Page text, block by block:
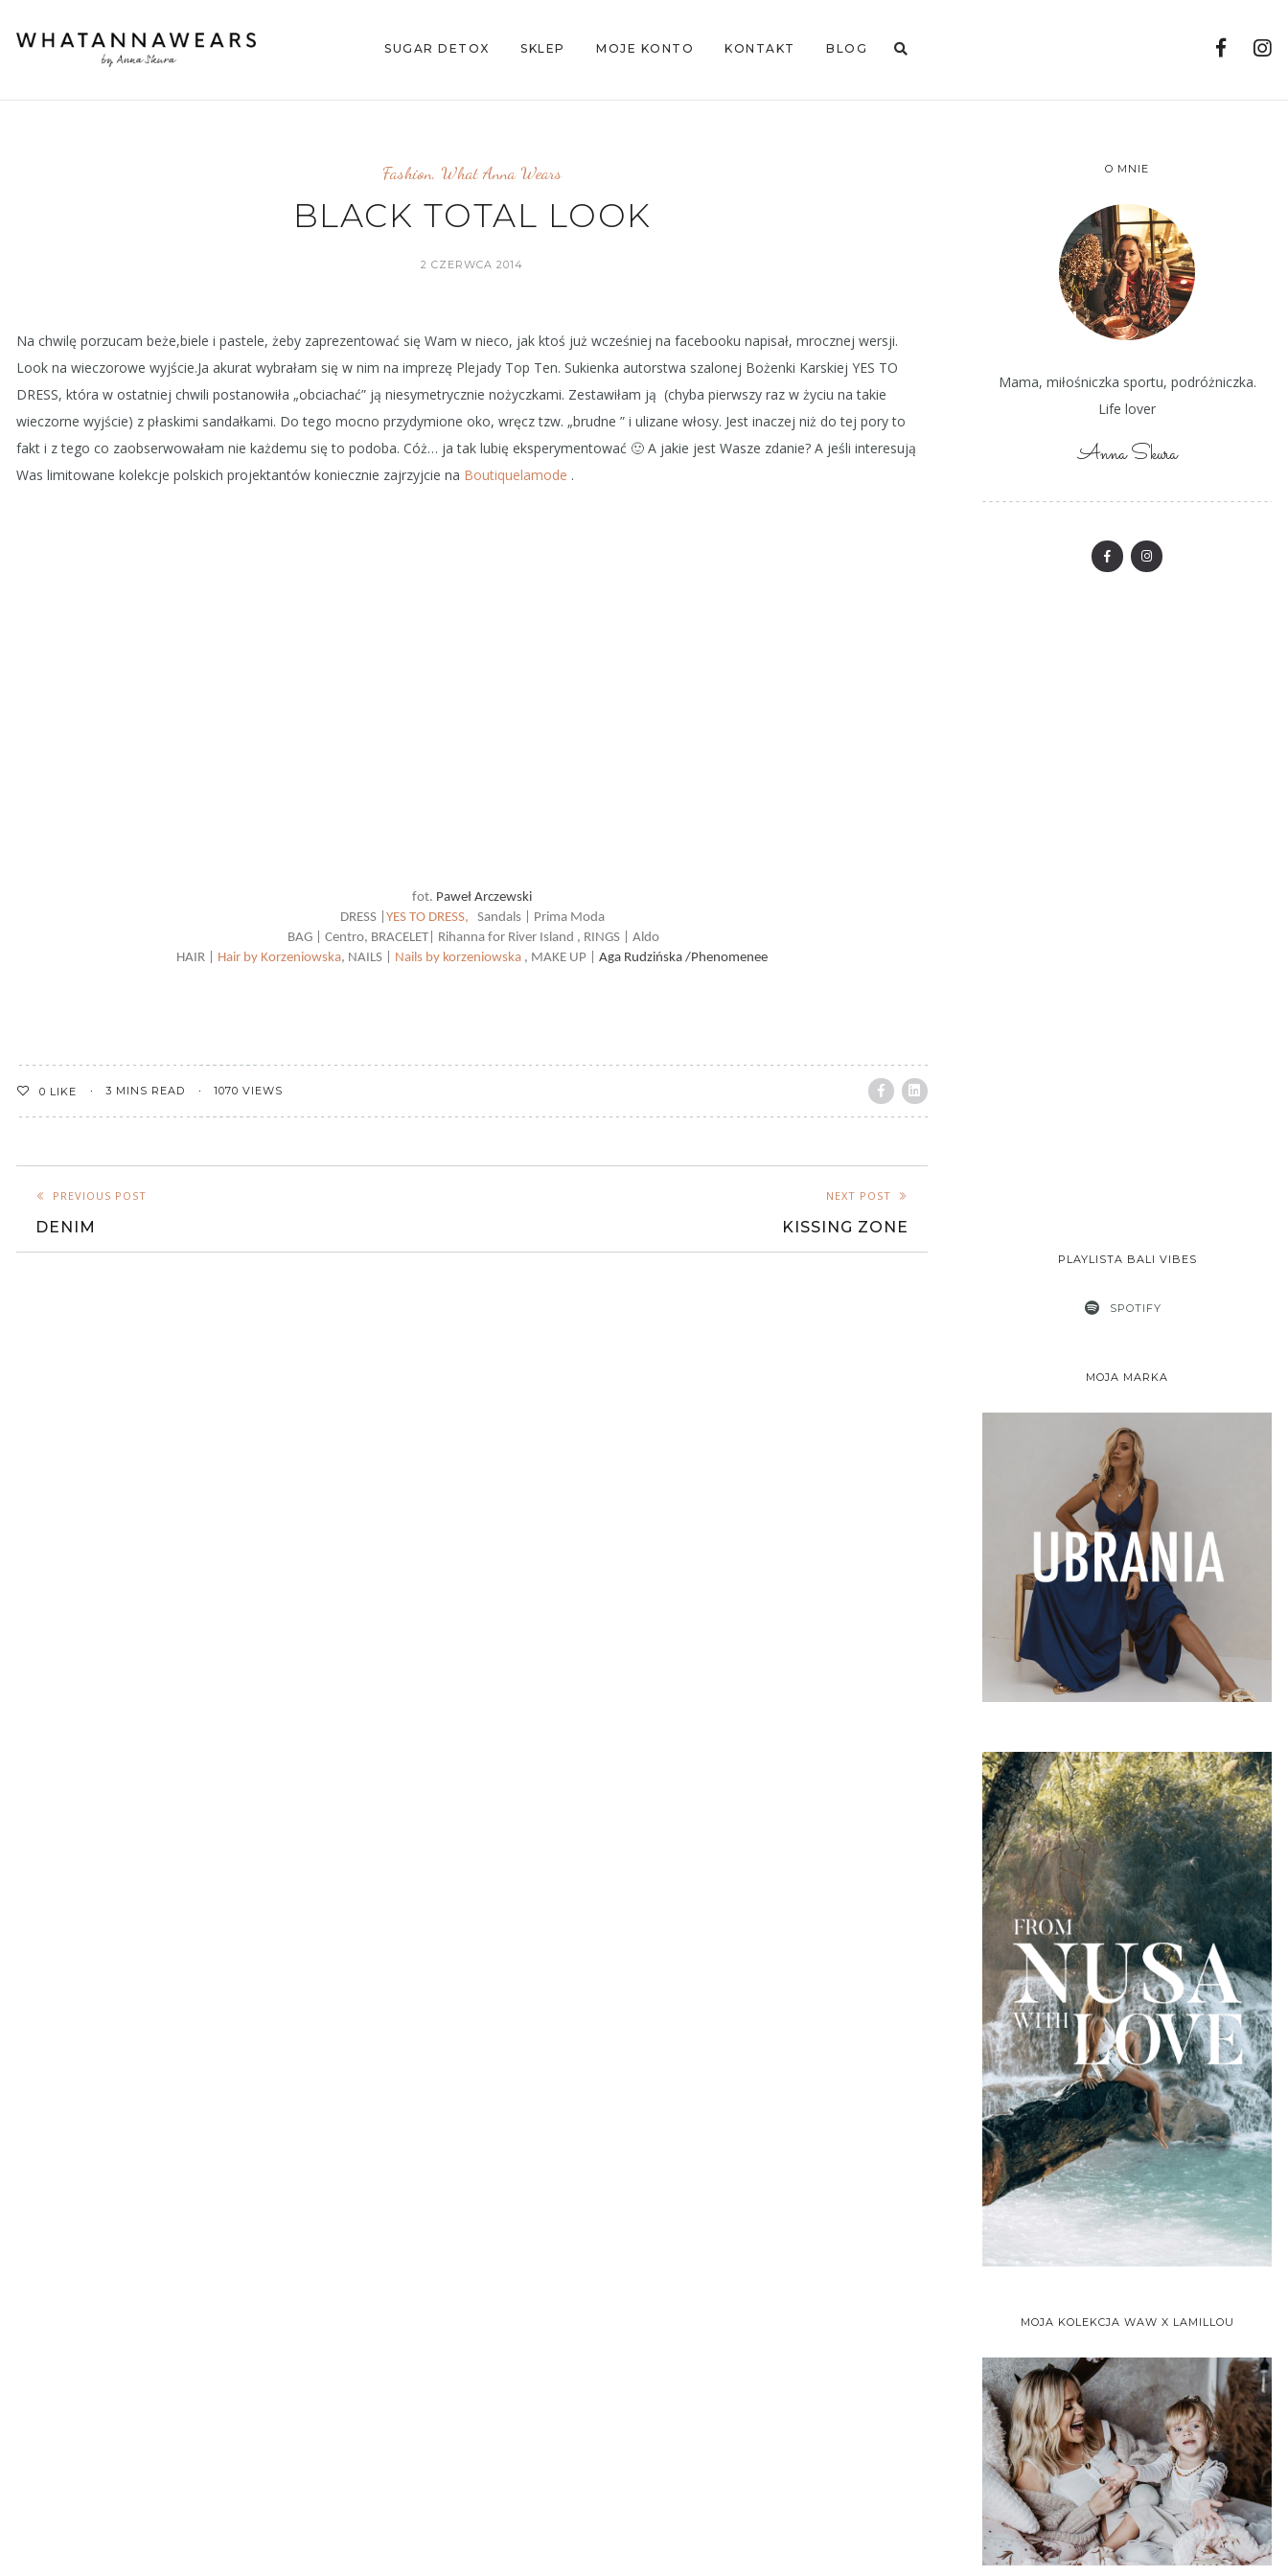
SUGAR DETOX SKLEP MOJE KONTO KONTAKT BLOG
Fashion, What Anna Wears
BLACK TOTAL LOOK
2 CZERWCA 2014
Na chwilę porzucam beże,biele i pastele, żeby zaprezentować się Wam w nieco, jak ktoś już wcześniej na facebooku napisał, mrocznej wersji.
Look na wieczorowe wyjście.Ja akurat wybrałam się w nim na imprezę Plejady Top Ten. Sukienka autorstwa szalonej Bożenki Karskiej YES TO
DRESS, która w ostatniej chwili postanowiła „obciachać” ją niesymetrycznie nożyczkami. Zestawiłam ją (chyba pierwszy raz w życiu na takie
wieczorne wyjście) z płaskimi sandałkami. Do tego mocno przydymione oko, wręcz tzw. „brudne ” i ulizane włosy. Jest inaczej niż do tej pory to
fakt i z tego co zaobserwowałam nie każdemu się to podoba. Cóż… ja tak lubię eksperymentować 🙂 A jakie jest Wasze zdanie? A jeśli interesują
Was limitowane kolekcje polskich projektantów koniecznie zajrzyjcie na Boutiquelamode .
fot. Paweł Arczewski
DRESS | YES TO DRESS, Sandals | Prima Moda
BAG | Centro, BRACELET| Rihanna for River Island , RINGS | Aldo
HAIR |
Hair by Korzeniowska, NAILS | Nails by korzeniowska , MAKE UP | Aga Rudzińska /Phenomenee
0 LIKE 3 MINS READ 1070 VIEWS
PREVIOUS POST
DENIM
NEXT POST
KISSING ZONE
O MNIE
Mama, miłośniczka sportu, podróżniczka.
Life lover
Anna Skura
PLAYLISTA BALI VIBES
SPOTIFY
MOJA MARKA
MOJA KOLEKCJA WAW X LAMILLOU